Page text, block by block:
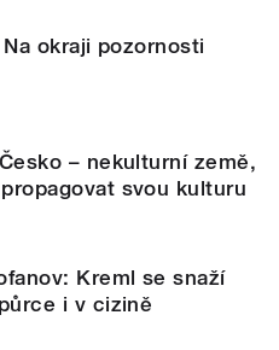
okraji pozornosti
– nekulturní země,
svou kulturu
Kreml se snaží
i v cizině